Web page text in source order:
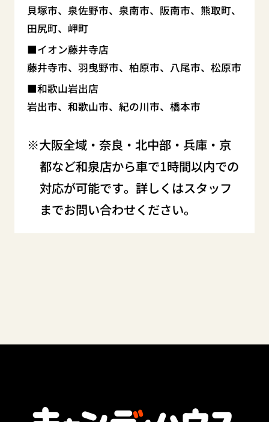
貝塚市、泉佐野市、泉南市、阪南市、熊取町、
田尻町、岬町
イオン藤井寺店
藤井寺市、羽曳野市、柏原市、八尾市、松原市
和歌山岩出店
岩出市、和歌山市、紀の川市、橋本市
大阪全域・奈良・北中部・兵庫・京
都など和泉店から車で1時間以内での
対応が可能です。詳しくはスタッフ
までお問い合わせください。